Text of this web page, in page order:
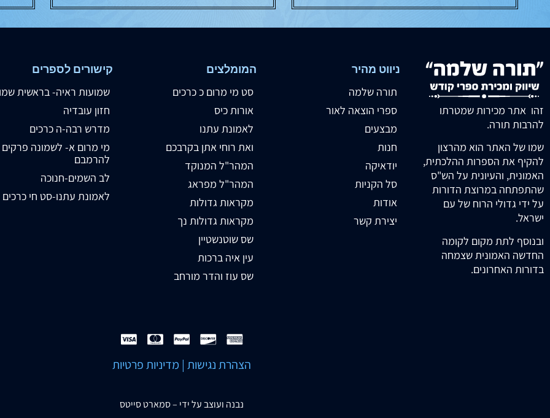
זהו אתר מכירות שמטרתו
להרבות תורה.
שמו של האתר הוא מהרצון
להקיף את הספרות ההלכתית,
האמונית, והעיונית על הש"ס
שהתפתחה במרוצת הדורות
על ידי גדולי הרוח של עם
ישראל.
ובנוסף לתת מקום לקומה
החדשה האמונית שצמחה
בדורות האחרונים.
ניווט מהיר
תורה שלמה
ספרי הוצאה לאור
מבצעים
חנות
יודאיקה
סל הקניות
אודות
יצירת קשר
המומלצים
סט מי מרום כ כרכים
אורות כיס
לאמונת עתנו
ואת רוחי אתן בקרבכם
המהר"ל המנוקד
המהר"ל מפראג
מקראות גדולות
מקראות גדולות נך
שס שוטנשטיין
עין איה ברכות
שס עוז והדר מורחב
קישורים לספרים
שמועות ראיה- בראשית
חזון עובדיה
מדרש רבה-ה כרכים
מי מרום א- לשמונה פרקים
להרמבם
לב השמים-חנוכה
לאמונת עתנו-סט חי כרכים
הצהרת נגישות | מדיניות פרטיות
נבנה ועוצב על ידי –סמארט סייטס